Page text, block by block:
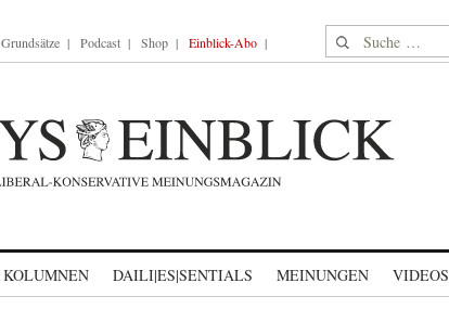
Grundsätze Podcast Shop Einblick-Abo Suche nach:
KOLUMNEN DAILI|ES|SENTIALS MEINUNGEN VIDEOS